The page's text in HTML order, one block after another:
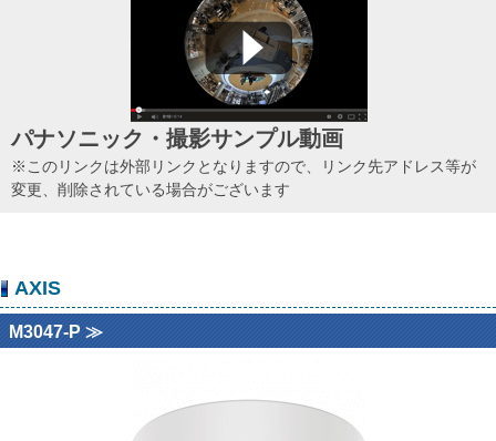
パナソニック・撮影サンプル動画
※このリンクは外部リンクとなりますので、リンク先アドレス等が
変更、削除されている場合がございます
AXIS
M3047-P ≫